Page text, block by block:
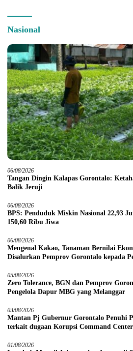
Nasional
06/08/2026
Tangan Dingin Kalapas Gorontalo:
Balik Jeruji
06/08/2026
BPS: Penduduk Miskin Nasional 22,93
150,60 Ribu Jiwa
06/08/2026
Mengenal Kakao, Tanaman Bernilai
Disalurkan Pemprov Gorontalo kepada
05/08/2026
Zero Tolerance, BGN dan Pemprov
Pengelola Dapur MBG yang Melanggar
03/08/2026
Mantan Pj Gubernur Gorontalo Penuhi
terkait dugaan Korupsi Command Center
01/08/2026